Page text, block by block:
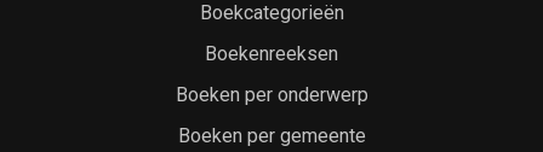
Boekcategorieën
Boekenreeksen
Boeken per onderwerp
Boeken per gemeente